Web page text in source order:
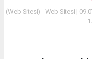
(Web Sitesi) - Web Sitesi |